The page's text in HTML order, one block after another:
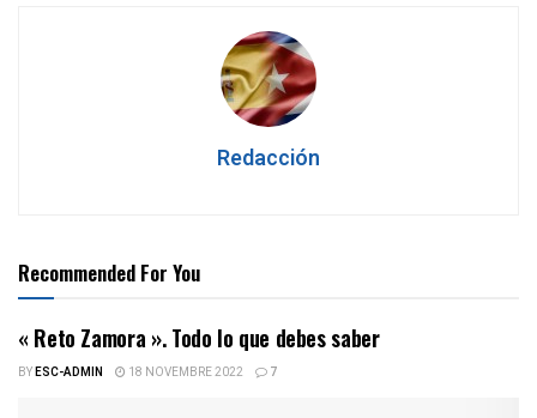
Redacción
Recommended For You
« Reto Zamora ». Todo lo que debes saber
BYESC-ADMIN 18 NOVEMBRE 2022 7